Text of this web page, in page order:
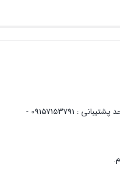
واحد پشتیبانی مشتریان : 05135092741 - واحد پشتیبانی : 09157153791 -